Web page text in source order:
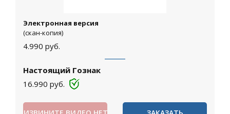
Электронная версия
(скан-копия)
4.990 руб.
Настоящий Гознак
16.990 руб.